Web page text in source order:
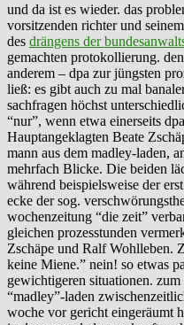
und da ist es wieder. das
vorsitzenden richter und
des drängens der
gemachten protokollierung.
anderem – dpa zur jüngsten
ließ: es gibt auch zu mal
sachfragen höchst
“nur”, wenn etwa einerseits
Hauptangeklagten Beate
mann aus dem madley-laden,
mehrfach Blicke. Die beiden
während beispielsweise der
ecke der sog.
wochenzeitung “die zeit”
gleichen prozesstunden
Zschäpe und Ralf Wohlleben.
keine Miene.” nein! so etwas
gewichtigeren situationen.
“madley”-laden
woche vor gericht eingeräumt